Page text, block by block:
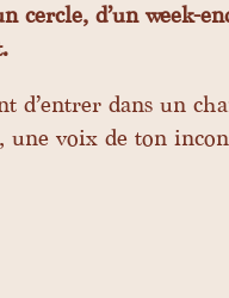
cercle, d’un week-
d’entrer dans un
voix de ton